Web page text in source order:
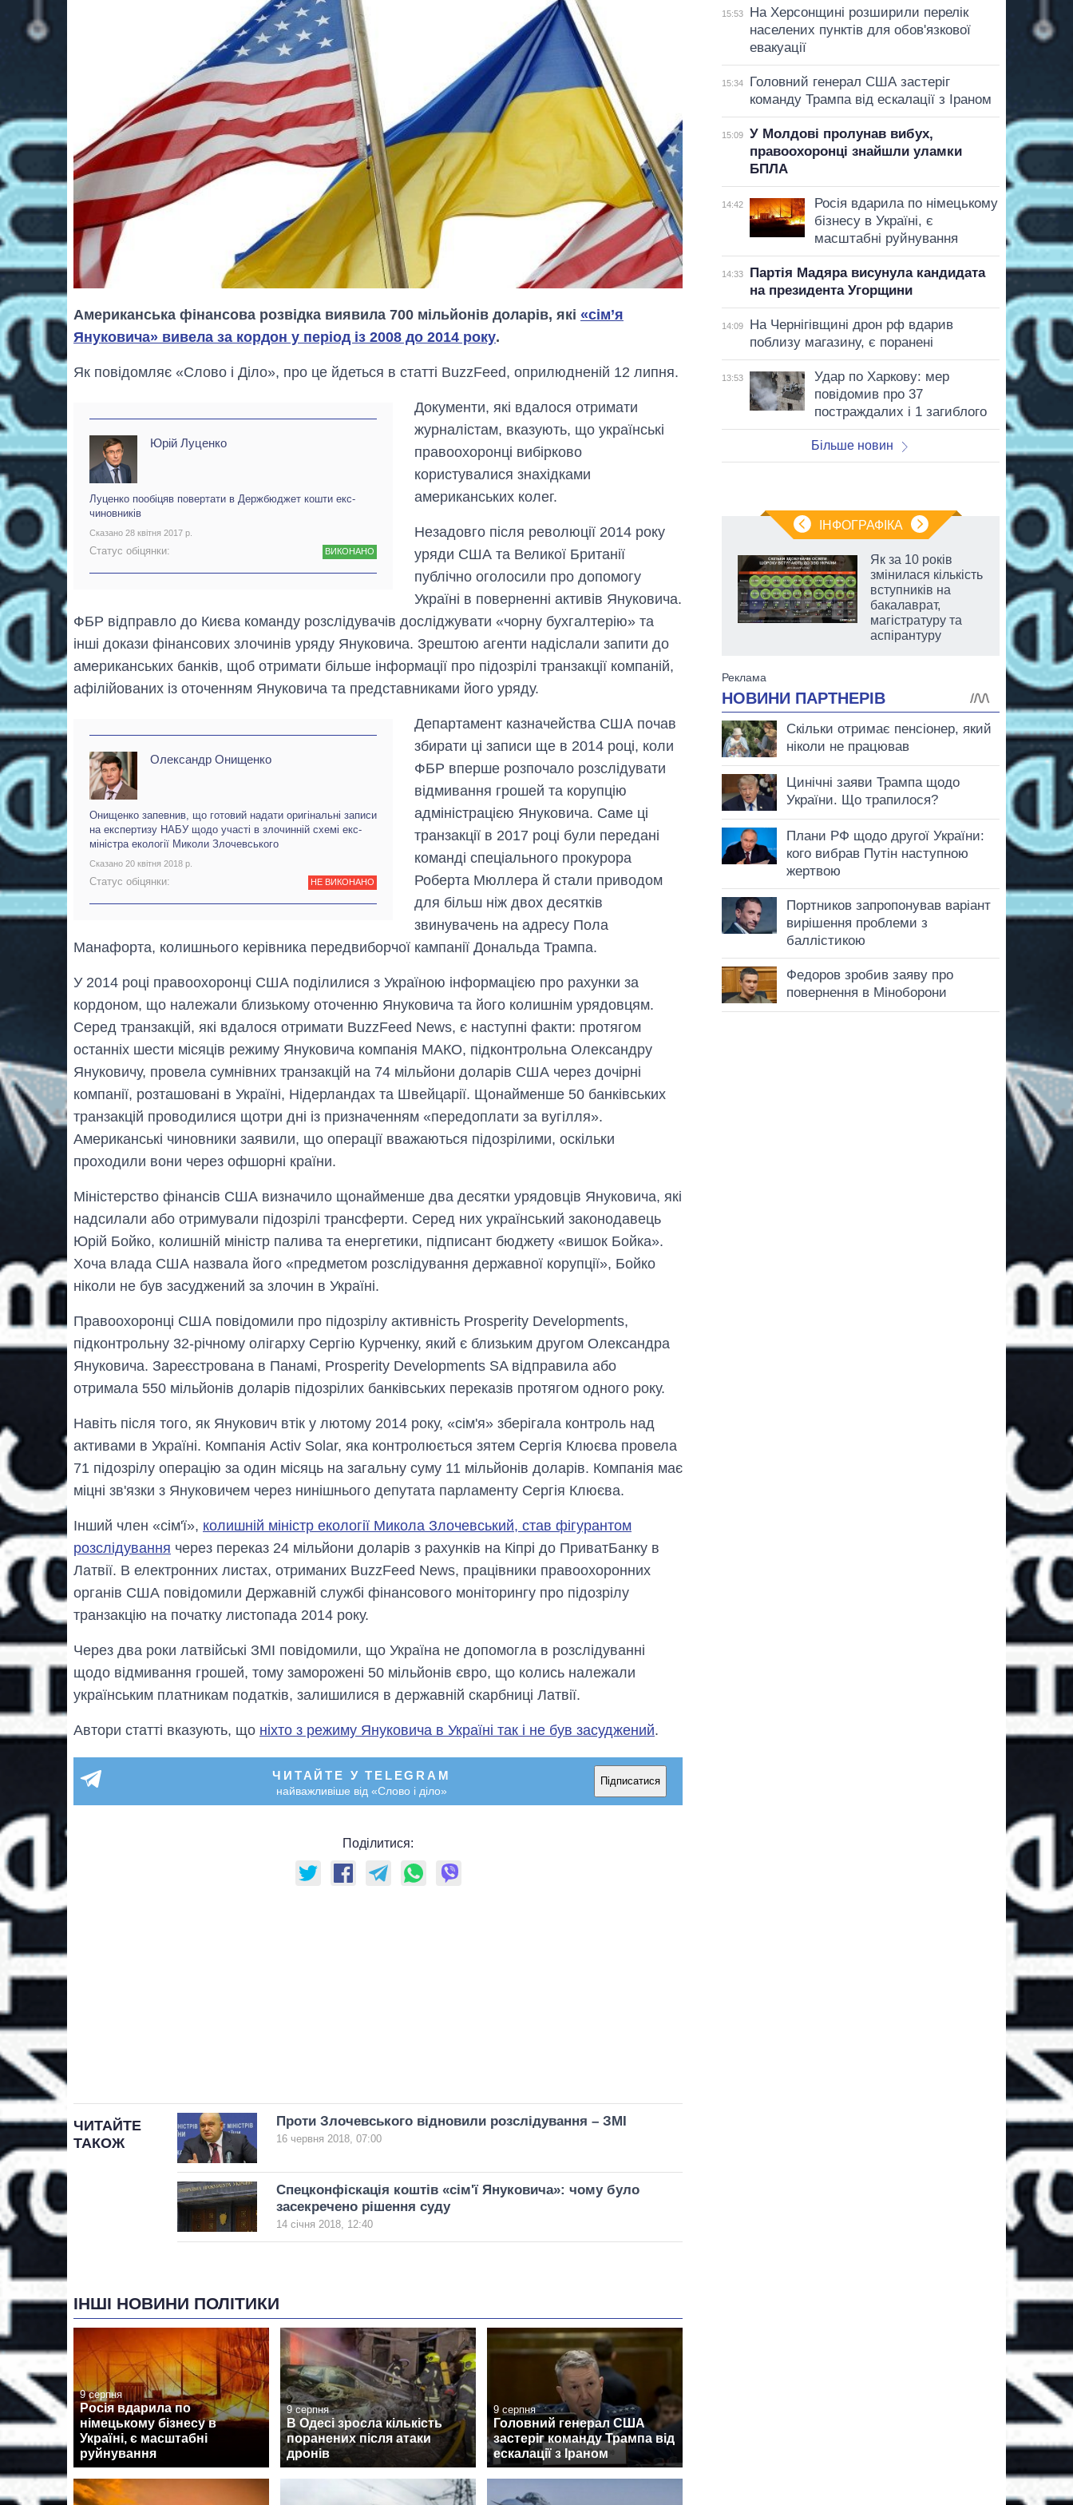
Американська фінансова розвідка виявила 700 мільйонів доларів, які «сім’я
Януковича» вивела за кордон у період із 2008 до 2014 року.
Як повідомляє «Слово і Діло», про це йдеться в статті BuzzFeed, оприлюдненій 12 липня.
Юрій Луценко
Луценко пообіцяв повертати в Держбюджет кошти екс-
чиновників
Сказано 28 квітня 2017 р.
Статус обіцянки: ВИКОНАНО
Документи, які вдалося отримати
журналістам, вказують, що українські
правоохоронці вибірково
користувалися знахідками
американських колег.
Незадовго після революції 2014 року
уряди США та Великої Британії
публічно оголосили про допомогу
Україні в поверненні активів Януковича.
ФБР відправло до Києва команду розслідувачів досліджувати «чорну бухгалтерію» та
інші докази фінансових злочинів уряду Януковича. Зрештою агенти надіслали запити до
американських банків, щоб отримати більше інформації про підозрілі транзакції компаній,
афілійованих із оточенням Януковича та представниками його уряду.
Олександр Онищенко
Онищенко запевнив, що готовий надати оригінальні записи
на експертизу НАБУ щодо участі в злочинній схемі екс-
міністра екології Миколи Злочевського
Сказано 20 квітня 2018 р.
Статус обіцянки: НЕ ВИКОНАНО
Департамент казначейства США почав
збирати ці записи ще в 2014 році, коли
ФБР вперше розпочало розслідувати
відмивання грошей та корупцію
адміністрацією Януковича. Саме ці
транзакції в 2017 році були передані
команді спеціального прокурора
Роберта Мюллера й стали приводом
для більш ніж двох десятків
звинувачень на адресу Пола
Манафорта, колишнього керівника передвиборчої кампанії Дональда Трампа.
У 2014 році правоохоронці США поділилися з Україною інформацією про рахунки за
кордоном, що належали близькому оточенню Януковича та його колишнім урядовцям.
Серед транзакцій, які вдалося отримати BuzzFeed News, є наступні факти: протягом
останніх шести місяців режиму Януковича компанія МАКО, підконтрольна Олександру
Януковичу, провела сумнівних транзакцій на 74 мільйони доларів США через дочірні
компанії, розташовані в Україні, Нідерландах та Швейцарії. Щонайменше 50 банківських
транзакцій проводилися щотри дні із призначенням «передоплати за вугілля».
Американські чиновники заявили, що операції вважаються підозрілими, оскільки
проходили вони через офшорні країни.
Міністерство фінансів США визначило щонайменше два десятки урядовців Януковича, які
надсилали або отримували підозрілі трансферти. Серед них український законодавець
Юрій Бойко, колишній міністр палива та енергетики, підписант бюджету «вишок Бойка».
Хоча влада США назвала його «предметом розслідування державної корупції», Бойко
ніколи не був засуджений за злочин в Україні.
Правоохоронці США повідомили про підозрілу активність Prosperity Developments,
підконтрольну 32-річному олігарху Сергію Курченку, який є близьким другом Олександра
Януковича. Зареєстрована в Панамі, Prosperity Developments SA відправила або
отримала 550 мільйонів доларів підозрілих банківських переказів протягом одного року.
Навіть після того, як Янукович втік у лютому 2014 року, «сім'я» зберігала контроль над
активами в Україні. Компанія Activ Solar, яка контролюється зятем Сергія Клюєва провела
71 підозрілу операцію за один місяць на загальну суму 11 мільйонів доларів. Компанія має
міцні зв'язки з Януковичем через нинішнього депутата парламенту Сергія Клюєва.
Інший член «сім'ї», колишній міністр екології Микола Злочевський, став фігурантом
розслідування через переказ 24 мільйони доларів з рахунків на Кіпрі до ПриватБанку в
Латвії. В електронних листах, отриманих BuzzFeed News, працівники правоохоронних
органів США повідомили Державній службі фінансового моніторингу про підозрілу
транзакцію на початку листопада 2014 року.
Через два роки латвійські ЗМІ повідомили, що Україна не допомогла в розслідуванні
щодо відмивання грошей, тому заморожені 50 мільйонів євро, що колись належали
українським платникам податків, залишилися в державній скарбниці Латвії.
Автори статті вказують, що ніхто з режиму Януковича в Україні так і не був засуджений.
ЧИТАЙТЕ У TELEGRAM
найважливіше від «Слово і діло»
Підписатися
Поділитися:
ЧИТАЙТЕ
ТАКОЖ
Проти Злочевського відновили розслідування – ЗМІ
16 червня 2018, 07:00
Спецконфіскація коштів «сім'ї Януковича»: чому було
засекречено рішення суду
14 січня 2018, 12:40
ІНШІ НОВИНИ ПОЛІТИКИ
9 серпня
Росія вдарила по
німецькому бізнесу в
Україні, є масштабні
руйнування
9 серпня
В Одесі зросла кількість
поранених після атаки
дронів
9 серпня
Головний генерал США
застеріг команду Трампа від
ескалації з Іраном
15:53
На Херсонщині розширили перелік
населених пунктів для обов'язкової
евакуації
15:34
Головний генерал США застеріг
команду Трампа від ескалації з Іраном
15:09
У Молдові пролунав вибух,
правоохоронці знайшли уламки
БПЛА
14:42
Росія вдарила по німецькому
бізнесу в Україні, є
масштабні руйнування
14:33
Партія Мадяра висунула кандидата
на президента Угорщини
14:09
На Чернігівщині дрон рф вдарив
поблизу магазину, є поранені
13:53
Удар по Харкову: мер
повідомив про 37
постраждалих і 1 загиблого
Більше новин
ІНФОГРАФІКА
Скільки картоплі
вирощували в
великої війни
Як за 10 років
змінилася кількість
вступників на
бакалаврат,
магістратуру та
аспірантуру